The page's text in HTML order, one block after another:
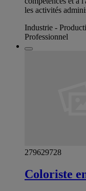
les activités
Industrie -
Professionnel
279629728
Coloriste